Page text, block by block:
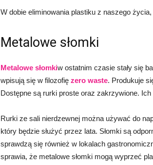
W dobie eliminowania plastiku z naszego
Metalowe słomki
Metalowe słomkiw ostatnim czasie stały się
wpisują się w filozofię zero waste. Produkuje
Dostępne są rurki proste oraz zakrzywione.
Rurki ze sali nierdzewnej można używać do
który będzie służyć przez lata. Słomki są
sprawdzą się również w lokalach
sprawia, że metalowe słomki mogą wyprzeć